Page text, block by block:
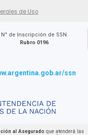
de Uso
N° de Inscripción de SSN
Rubro 0196
ssn
al Asegurado que atenderá las